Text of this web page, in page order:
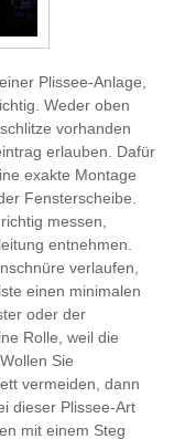
Plissee-Anlage,
Weder oben
vorhanden
erlauben. Dafür
exakte Montage
Fensterscheibe.
messen,
entnehmen.
verlaufen,
einen minimalen
oder der
Rolle, weil die
Sie
vermeiden, dann
dieser Plissee-Art
mit einem Steg